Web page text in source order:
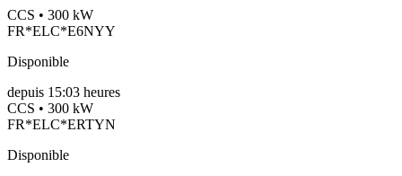
CCS • 300 kW
FR*ELC*E6NYY
Disponible
depuis 15:03 heures
CCS • 300 kW
FR*ELC*ERTYN
Disponible